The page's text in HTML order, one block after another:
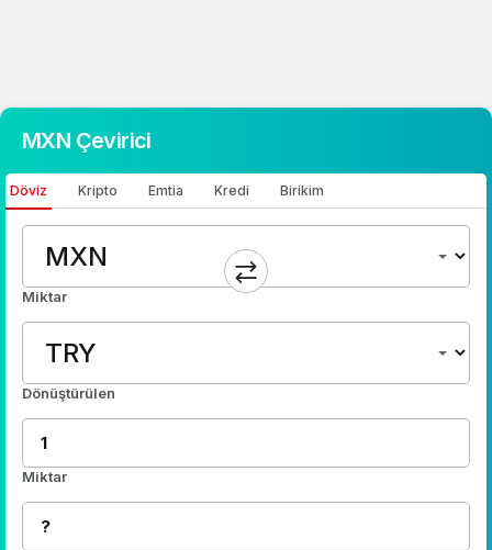
MXN Çevirici
Döviz Kripto Emtia Kredi Birikim
Miktar
Dönüştürülen
Miktar